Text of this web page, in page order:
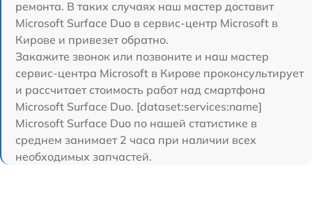
ремонта. В таких случаях наш мастер доставит
Microsoft Surface Duo в сервис-центр Microsoft в
Кирове и привезет обратно.
Закажите звонок или позвоните и наш мастер
сервис-центра Microsoft в Кирове проконсультирует
и рассчитает стоимость работ над смартфона
Microsoft Surface Duo. [dataset:services:name]
Microsoft Surface Duo по нашей статистике в
среднем занимает 2 часа при наличии всех
необходимых запчастей.